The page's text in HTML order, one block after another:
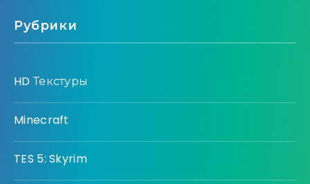
Рубрики
HD Текстуры
Minecraft
TES 5: Skyrim